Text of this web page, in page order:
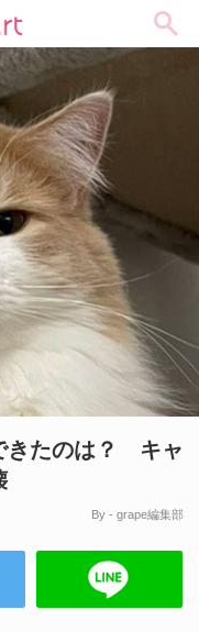
きたのは？ キャ
By - grape編集部